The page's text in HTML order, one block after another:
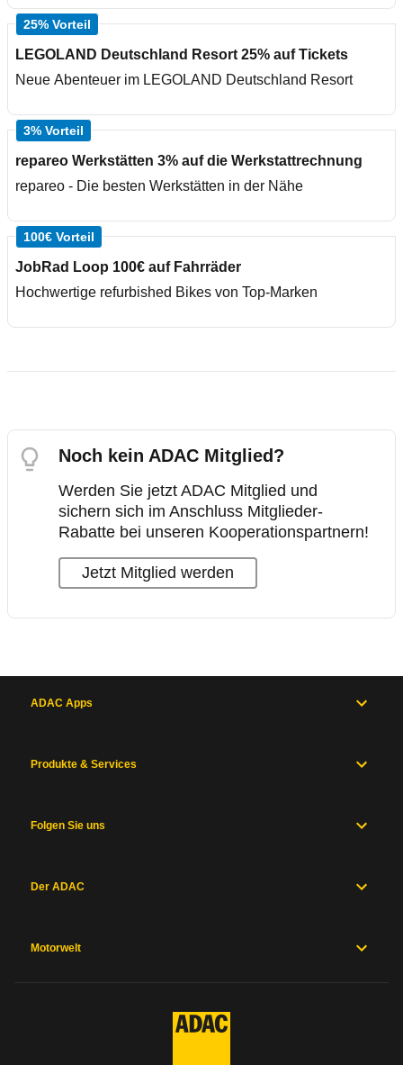
25% Vorteil
LEGOLAND Deutschland Resort 25% auf Tickets
Neue Abenteuer im LEGOLAND Deutschland Resort
3% Vorteil
repareo Werkstätten 3% auf die Werkstattrechnung
repareo - Die besten Werkstätten in der Nähe
100€ Vorteil
JobRad Loop 100€ auf Fahrräder
Hochwertige refurbished Bikes von Top-Marken
Noch kein ADAC Mitglied?
Werden Sie jetzt ADAC Mitglied und
sichern sich im Anschluss Mitglieder-
Rabatte bei unseren Kooperationspartnern!
Jetzt Mitglied werden
ADAC Apps
Produkte & Services
Folgen Sie uns
Der ADAC
Motorwelt